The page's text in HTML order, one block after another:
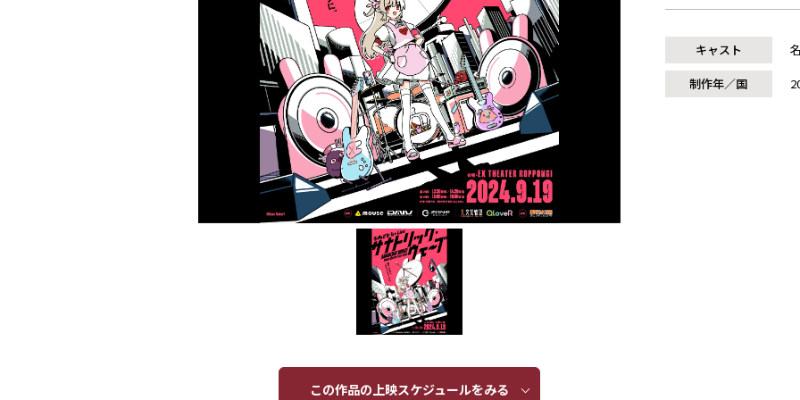
この作品の上映スケジュールをみる​​
キャスト
制作年／国